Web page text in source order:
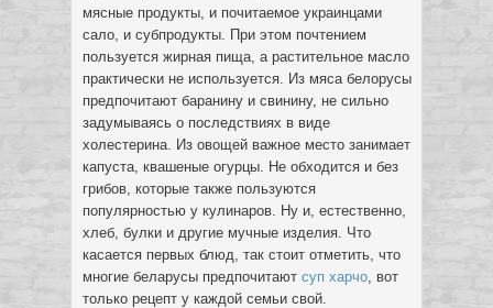
мясные продукты, и почитаемое украинцами
сало, и субпродукты. При этом почтением
пользуется жирная пища, а растительное масло
практически не используется. Из мяса белорусы
предпочитают баранину и свинину, не сильно
задумываясь о последствиях в виде
холестерина. Из овощей важное место занимает
капуста, квашеные огурцы. Не обходится и без
грибов, которые также пользуются
популярностью у кулинаров. Ну и, естественно,
хлеб, булки и другие мучные изделия. Что
касается первых блюд, так стоит отметить, что
многие беларусы предпочитают суп харчо, вот
только рецепт у каждой семьи свой.